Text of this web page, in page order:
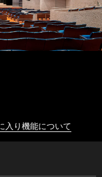
入り機能について